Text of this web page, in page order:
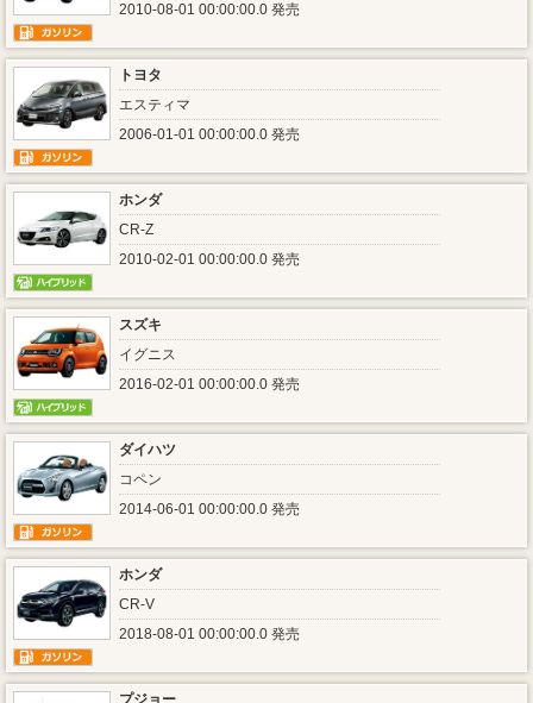
2010-08-01 00:00:00.0 発売
トヨタ
エスティマ
2006-01-01 00:00:00.0 発売
ホンダ
CR-Z
2010-02-01 00:00:00.0 発売
スズキ
イグニス
2016-02-01 00:00:00.0 発売
ダイハツ
コペン
2014-06-01 00:00:00.0 発売
ホンダ
CR-V
2018-08-01 00:00:00.0 発売
プジョー